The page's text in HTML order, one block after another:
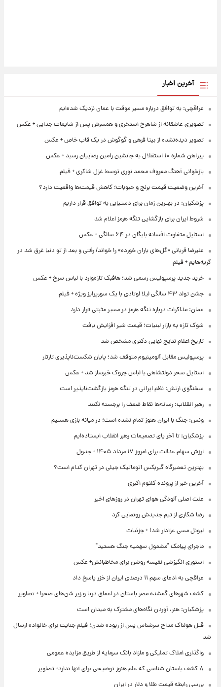
آخرین اخبار
عراقچی: به توافق درباره مسیر موقت با عمان نزدیک شده‌ایم
تصویری عاشقانه از شاهرخ استخری و همسرش پس از شایعات جدایی + عکس
تصویر دیده‌نشده از بیتا فرهی و گوگوش در یک قاب خاص + عکس
پیراهن شماره ۱۰ استقلال به جانشین رامین رضاییان رسید + عکس
بازخوانی آهنگ معروف محمد نوری توسط غزل شاکری + فیلم
آخرین وضعیت قیمت برنج و حبوبات؛ کاهش قیمت‌ها واقعیت دارد؟
پزشکیان: در بهترین زمان برای دستیابی به توافق قرار داریم
شروط ایران برای بازگشایی تنگه هرمز اعلام شد
استایل متفاوت افسانه بایگان در ۶۴ سالگی + عکس
علیرضا قربانی «گل‌های باران خورده» را خواند/ رفتی و بعد از تو دنیا غرق شد در
گریه‌هایم + فیلم
خرید جدید پرسپولیس رسمی شد؛ هافبک تازه‌وارد با لباس سرخ + عکس
جشن تولد ۴۳ سالگی لیلا اوتادی با یک سورپرایز ویژه + فیلم
عمان: مذاکرات درباره تنگه هرمز در مسیر مثبتی قرار دارد
شوک تازه به بازار لبنیات؛ قیمت شیر افزایش یافت
تاریخ اعلام نتایج نهایی دکتری مشخص شد
پرسپولیس مقابل آلومینیوم متوقف شد؛ پایان شکست‌ناپذیری تارتار
استایل سحر دولتشاهی با لباس چروک خبرساز شد + عکس
سخنگوی ارتش: نظم ایرانی در تنگه هرمز بازگشت‌ناپذیر است
رهبر انقلاب: رسانه‌ها نقاط ضعف را برجسته نکنند
ونس: جنگ با ایران هنوز تمام نشده است؛ در میانه بازی هستیم
پزشکیان: تا آخر پای تصمیمات رهبر انقلاب ایستاده‌ایم
ارزش سهام عدالت برای امروز ۱۷ مرداد ۱۴۰۵ + جدول
بهترین تعمیرگاه گیربکس اتوماتیک جیلی در تهران کدام است؟
آخرین خبر از پرونده کلثوم اکبری
علت اصلی آلودگی هوای تهران در روزهای اخیر
رضا شکاری از تیم جدیدش رونمایی کرد
لیونل مسی عزادار شد! + جزئیات
ماجرای پیامک "مشمول سهمیه جنگ هستید"
استوری انگیزشی نفیسه روشن برای مخاطبانش+ عکس
عراقچی به ادعای سهم ۱۱ درصدی ایران از خزر پاسخ داد
کشف شهرهای گمشده مصر باستان در اعماق دریا و زیر شن‌های صحرا + تصاویر
پزشکیان: هنر، آوردن نگاه‌های مشترک به میدان است
قتل هولناک مداح سرشناس پس از ربوده شدن؛ فیلم جنایت برای خانواده ارسال
شد
واگذاری املاک تملیکی و مازاد بانک سرمایه از طریق مزایده عمومی
۸ کشف باستان شناسی که علم هنوز توضیحی برای آنها ندارد+ تصاویر
بررسی رابطه قیمت طلا و دلار در ایران